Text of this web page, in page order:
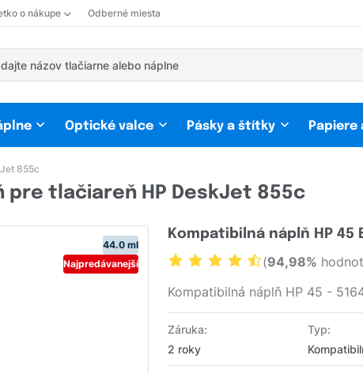
o nákupe Odberné miesta
Optické valce Pásky a štítky
855c
pre tlačiareň HP DeskJet 855c
44.0 ml
Najpredávanejší
Kompatibilná náplň HP 45
(94,98%
Kompatibilná náplň HP 45 -
Záruka:
2 roky
Typ: